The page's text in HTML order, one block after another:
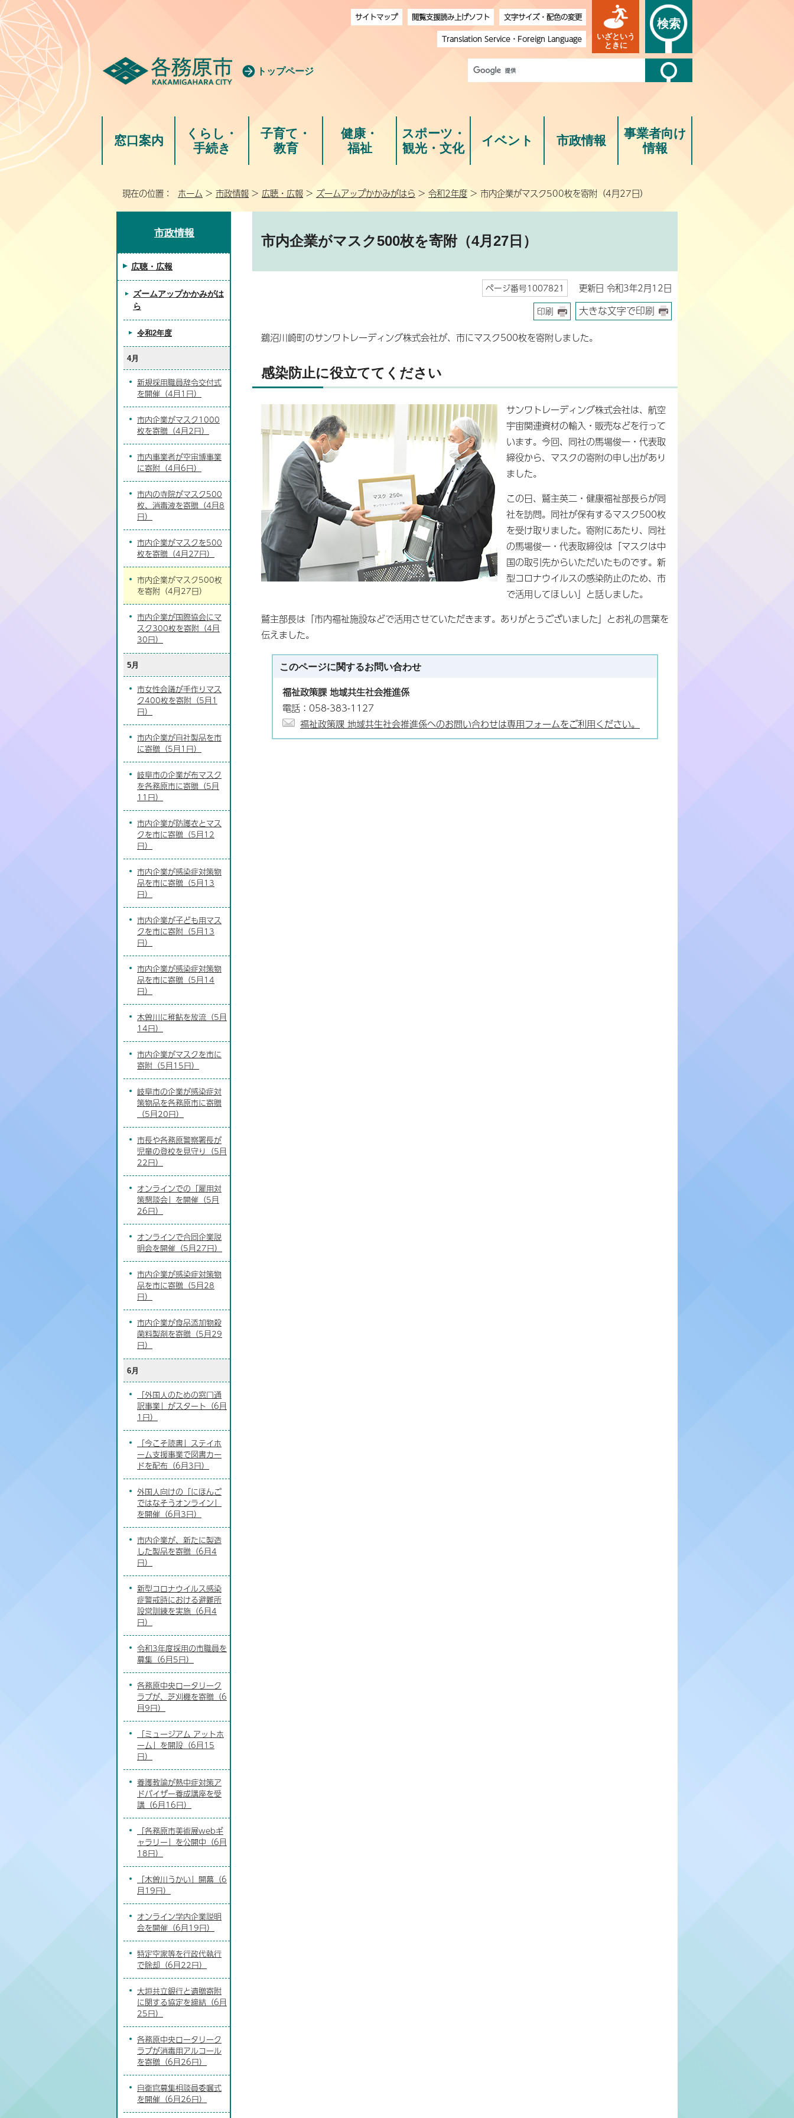
トップページ
サイトマップ 閲覧支援読み上げソフト
文字サイズ・配色の変更
Translation Service・ Foreign Language
いざという
ときに
検索
窓口案内
くらし・
手続き
子育て・
教育
健康・
福祉
スポーツ・
観光・文化
イベント 市政情報
事業者向け
情報
現在の位置： ホーム > 市政情報 > 広聴・広報 > ズームアップかかみがはら > 令和2年度 > 市内企業がマスク500枚を寄附（4月27日）
市内企業がマスク500枚を寄附（4月27日）
ページ番号1007821 更新日 令和3年2月12日
印刷 大きな文字で印刷
鵜沼川崎町のサンワトレーディング株式会社が、市にマスク500枚を寄附しました。
感染防止に役立ててください
サンワトレーディング株式会社は、航空
宇宙関連資材の輸入・販売などを行って
います。今回、同社の馬場俊一・代表取
締役から、マスクの寄附の申し出があり
ました。
この日、鷲主英二・健康福祉部長らが同
社を訪問。同社が保有するマスク500枚
を受け取りました。寄附にあたり、同社
の馬場俊一・代表取締役は「マスクは中
国の取引先からいただいたものです。新
型コロナウイルスの感染防止のため、市
で活用してほしい」と話しました。
鷲主部長は「市内福祉施設などで活用させていただきます。ありがとうございました」とお礼の言葉を
伝えました。
このページに関するお問い合わせ
福祉政策課 地域共生社会推進係
電話：058-383-1127
福祉政策課 地域共生社会推進係へのお問い合わせは専用フォームをご利用ください。
市政情報
広聴・広報
ズームアップかかみがは
ら
令和2年度
4月
新規採用職員辞令交付式
を開催（4月1日）
市内企業がマスク1000
枚を寄贈（4月2日）
市内事業者が空宙博事業
に寄附（4月6日）
市内の寺院がマスク500
枚、消毒液を寄贈（4月8
日）
市内企業がマスクを500
枚を寄贈（4月27日）
市内企業がマスク500枚
を寄附（4月27日）
市内企業が国際協会にマ
スク300枚を寄附（4月
30日）
5月
市女性会議が手作りマス
ク400枚を寄附（5月1
日）
市内企業が自社製品を市
に寄贈（5月1日）
岐阜市の企業が布マスク
を各務原市に寄贈（5月
11日）
市内企業が防護衣とマス
クを市に寄贈（5月12
日）
市内企業が感染症対策物
品を市に寄贈（5月13
日）
市内企業が子ども用マス
クを市に寄附（5月13
日）
市内企業が感染症対策物
品を市に寄贈（5月14
日）
木曽川に稚鮎を放流（5月
14日）
市内企業がマスクを市に
寄附（5月15日）
岐阜市の企業が感染症対
策物品を各務原市に寄贈
（5月20日）
市長や各務原警察署長が
児童の登校を見守り（5月
22日）
オンラインでの「雇用対
策懇談会」を開催（5月
26日）
オンラインで合同企業説
明会を開催（5月27日）
市内企業が感染症対策物
品を市に寄贈（5月28
日）
市内企業が食品添加物殺
菌料製剤を寄贈（5月29
日）
6月
「外国人のための窓口通
訳事業」がスタート（6月
1日）
「今こそ読書」ステイホ
ーム支援事業で図書カー
ドを配布（6月3日）
外国人向けの「にほんご
ではなそうオンライン」
を開催（6月3日）
市内企業が、新たに製造
した製品を寄贈（6月4
日）
新型コロナウイルス感染
症警戒時における避難所
設営訓練を実施（6月4
日）
令和3年度採用の市職員を
募集（6月5日）
各務原中央ロータリーク
ラブが、芝刈機を寄贈（6
月9日）
「ミュージアム アットホ
ーム」を開設（6月15
日）
養護教諭が熱中症対策ア
ドバイザー養成講座を受
講（6月16日）
「各務原市美術展webギ
ャラリー」を公開中（6月
18日）
「木曽川うかい」開幕（6
月19日）
オンライン学内企業説明
会を開催（6月19日）
特定空家等を行政代執行
で除却（6月22日）
大垣共立銀行と遺贈寄附
に関する協定を締結（6月
25日）
各務原中央ロータリーク
ラブが消毒用アルコール
を寄贈（6月26日）
自衛官募集相談員委嘱式
を開催（6月26日）